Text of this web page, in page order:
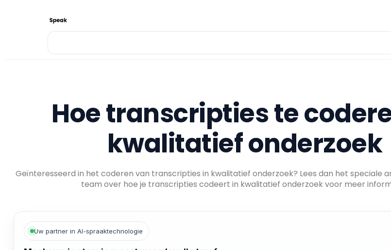
Hoe transcripties te
kwalitatief onderzoek
Geïnteresseerd in het coderen van transcripties in kwalitatief onderzoek? Lees dan het speciale
team over hoe je transcripties codeert in kwalitatief onderzoek voor meer
Uw partner in AI-spraaktechnologie